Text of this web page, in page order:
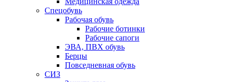
Спецобувь
Рабочая обувь
Рабочие ботинки
Рабочие сапоги
ЭВА, ПВХ обувь
Берцы
Повседневная обувь
СИЗ